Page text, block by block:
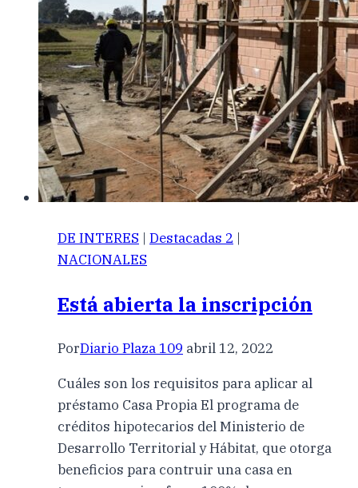
DE INTERES | Destacadas 2 |
NACIONALES
Está abierta la inscripción
PorDiario Plaza 109 abril 12, 2022
Cuáles son los requisitos para aplicar al
préstamo Casa Propia El programa de
créditos hipotecarios del Ministerio de
Desarrollo Territorial y Hábitat, que otorga
beneficios para contruir una casa en